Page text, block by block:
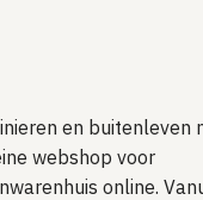
en buitenleven
webshop voor
online.